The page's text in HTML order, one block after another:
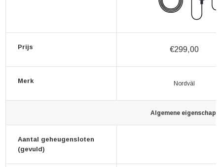
Prijs €299,00
Merk Nordväl
Algemene
Aantal geheugensloten
(gevuld)